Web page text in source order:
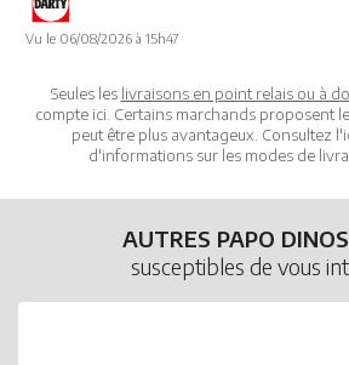
Vu le 06/08/2026 à 15h47
Seules les livraisons en point relais ou à
compte ici. Certains marchands proposent le
peut être plus avantageux. Consultez
d'informations sur les modes de
AUTRES PAPO
susceptibles de vous